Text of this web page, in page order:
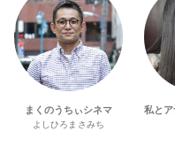
まくのうちぃシネマ
よしひろまさみち
私と